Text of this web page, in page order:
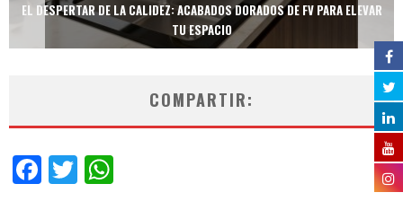
EL DESPERTAR DE LA CALIDEZ: ACABADOS DORADOS DE FV PARA ELEVAR
TU ESPACIO
COMPARTIR:
Facebook
Twitter